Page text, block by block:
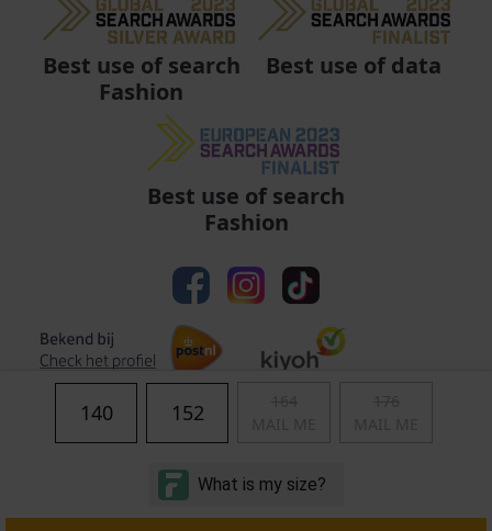
140 152
Best use of search
Fashion
Best use of data
Best use of search
Fashion
Algemene voorwaarden | Privacy
© Copyright 2011 - 2026 Soccerfanshop